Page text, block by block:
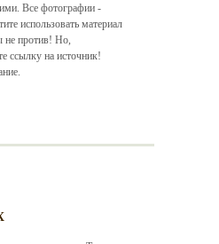
Все фотографии -
использовать материал
не против! Но,
ссылку на источник!